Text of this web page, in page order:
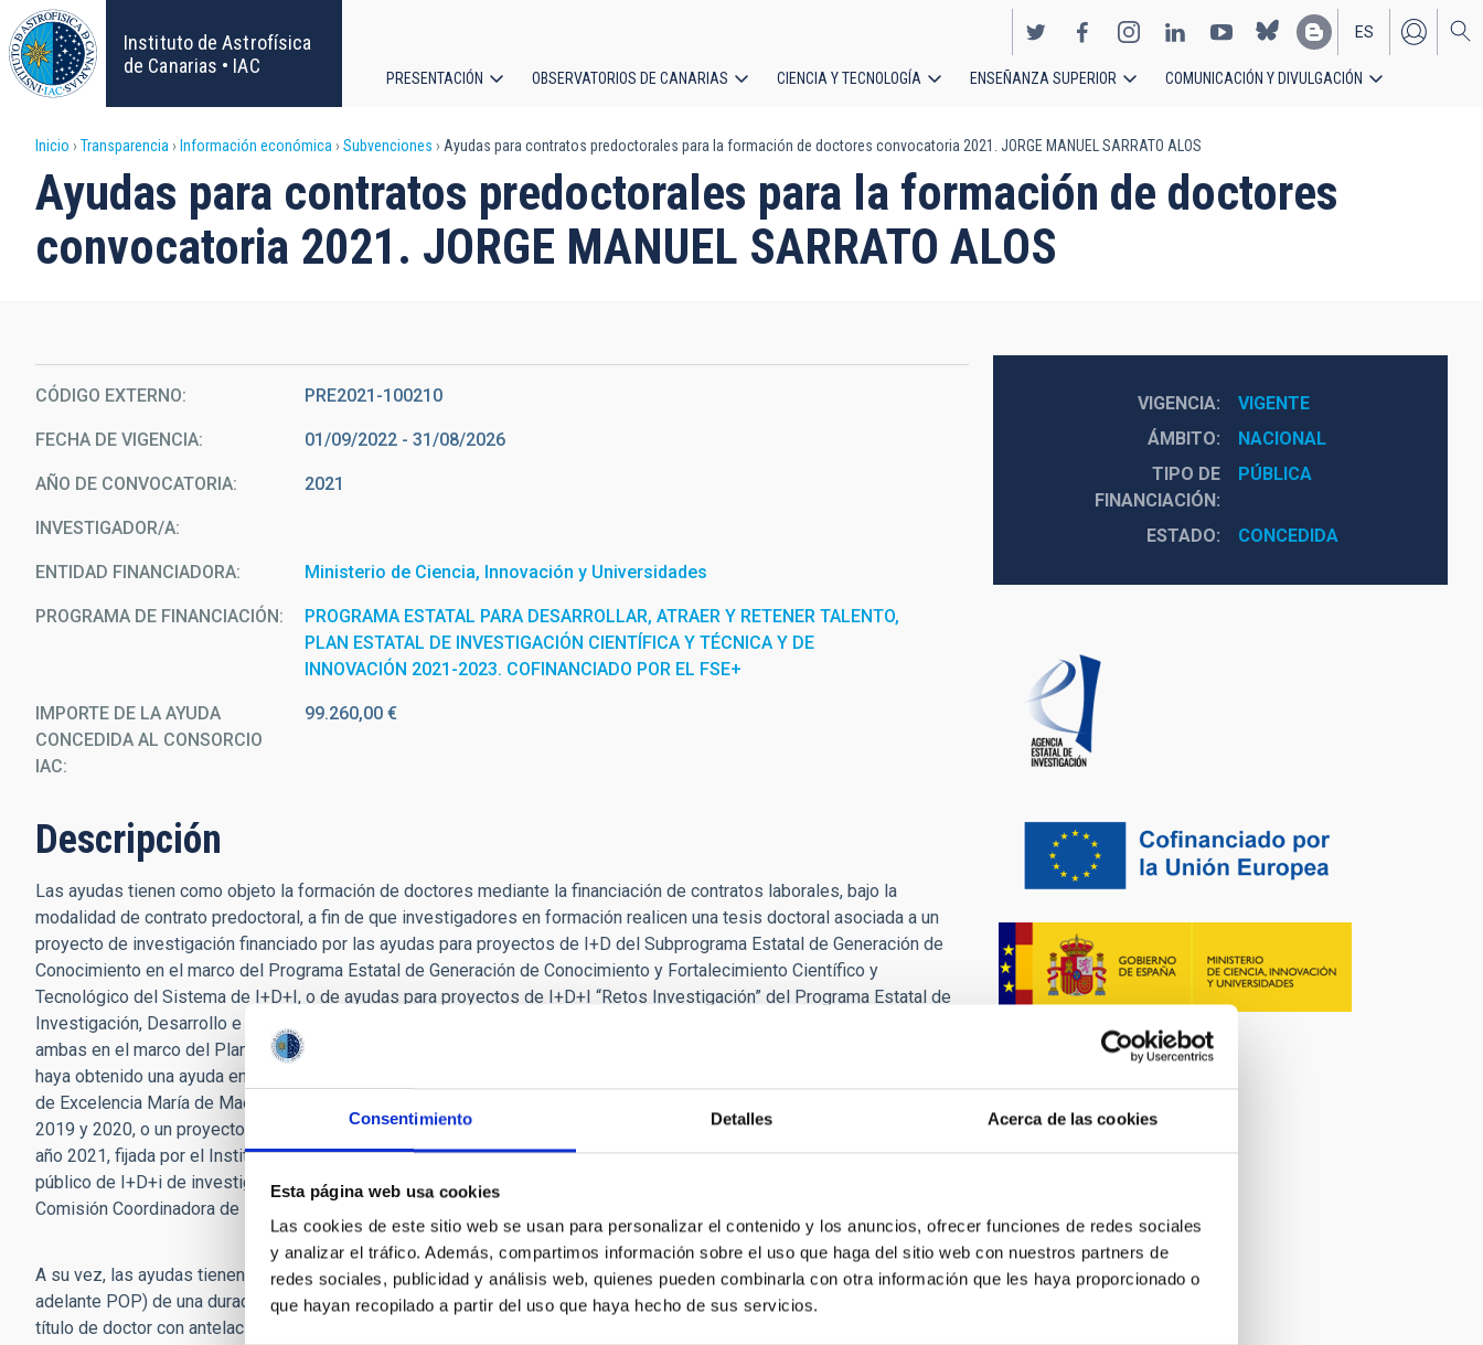
Consentimiento Detalles Acerca de las cookies
Esta página web usa cookies
Las cookies de este sitio web se usan para personalizar el contenido y los anuncios, ofrecer funciones de redes sociales
y analizar el tráfico. Además, compartimos información sobre el uso que haga del sitio web con nuestros partners de
redes sociales, publicidad y análisis web, quienes pueden combinarla con otra información que les haya proporcionado o
que hayan recopilado a partir del uso que haya hecho de sus servicios.
Pasar
al
contenido
principal
Instituto de Astrofísica
de Canarias • IAC
EN
ES
principal
PRESENTACIÓN OBSERVATORIOS DE CANARIAS CIENCIA Y TECNOLOGÍA ENSEÑANZA SUPERIOR COMUNICACIÓN Y DIVULGACIÓN
Sobrescribir
enlaces
de
a
la
navegación
Inicio Transparencia Información económica Subvenciones Ayudas para contratos predoctorales para la formación de doctores convocatoria 2021. JORGE MANUEL SARRATO ALOS
Ayudas para contratos predoctorales para la formación de doctores
convocatoria 2021. JORGE MANUEL SARRATO ALOS
CÓDIGO EXTERNO PRE2021-100210
FECHA DE VIGENCIA 01/09/2022 - 31/08/2026
AÑO DE CONVOCATORIA 2021
INVESTIGADOR/A
ENTIDAD FINANCIADORA Ministerio de Ciencia, Innovación y Universidades
PROGRAMA DE FINANCIACIÓN
PROGRAMA ESTATAL PARA DESARROLLAR, ATRAER Y RETENER TALENTO,
PLAN ESTATAL DE INVESTIGACIÓN CIENTÍFICA Y TÉCNICA Y DE
INNOVACIÓN 2021-2023. COFINANCIADO POR EL FSE+
IMPORTE DE LA AYUDA
CONCEDIDA AL CONSORCIO
IAC
99.260,00 €
Descripción
Las ayudas tienen como objeto la formación de doctores mediante la financiación de contratos laborales, bajo la
modalidad de contrato predoctoral, a fin de que investigadores en formación realicen una tesis doctoral asociada a un
proyecto de investigación financiado por las ayudas para proyectos de I+D del Subprograma Estatal de Generación de
Conocimiento en el marco del Programa Estatal de Generación de Conocimiento y Fortalecimiento Científico y
Tecnológico del Sistema de I+D+I, o de ayudas para proyectos de I+D+I “Retos Investigación” del Programa Estatal de
Investigación, Desarrollo e Innovación Orientada a los Retos de la Sociedad, respectivamente, en su convocatoria 2020,
ambas en el marco del Plan Estatal de I+D+I 2017-2020, o un proyecto de I+D que se ejecute en un centro de I+D que
haya obtenido una ayuda en el marco de las convocatorias de Apoyo a Centros de Excelencia Severo Ochoa y Unidades
de Excelencia María de Maeztu, del Ministerio de Ciencia, Innovación y Universidades, correspondientes a 2017, 2018,
2019 y 2020, o un proyectos de investigación que se desarrolle dentro de una línea de investigación prioritaria para el
año 2021, fijada por el Instituto Nacional de Investigación y Tecnología Agraria y Alimentaria y que se ejecute en un centro
público de I+D+i de investigación agraria y alimentaria, dependiente de una Comunidad Autónoma, y participante en la
Comisión Coordinadora de Investigación Agraria INIA-CCAA.
A su vez, las ayudas tienen por objeto financiar la contratación laboral, durante un periodo de orientación postdoctoral (en
adelante POP) de una duración mínima de 6 meses y máxima de 12 meses, de aquellos doctorandos que obtengan el
título de doctor con antelación al mes 43 a contar desde el inicio de la ayuda predoctoral, teniendo en cuenta que, en
VIGENCIA
VIGENTE
ÁMBITO
NACIONAL
TIPO DE
FINANCIACIÓN
PÚBLICA
ESTADO CONCEDIDA